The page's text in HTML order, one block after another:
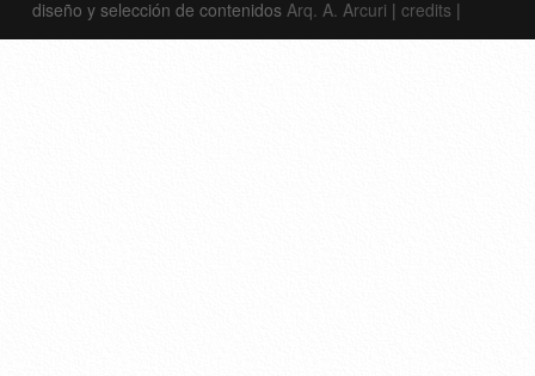
diseño y selección de contenidos Arq. A. Arcuri | credits |